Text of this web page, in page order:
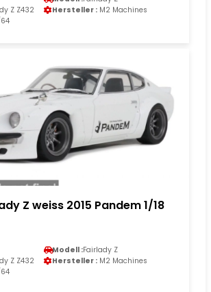
Z Z432 Hersteller : M2 Machines
Z weiss 2015 Pandem 1/18
Modell :Fairlady Z
Z Z432 Hersteller : M2 Machines